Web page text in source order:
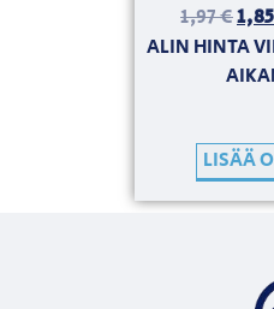
1,97€
ALIN HINTA
LISÄÄ